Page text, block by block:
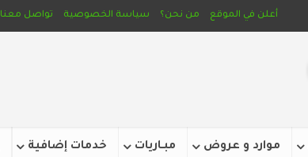
أعلن في الموقع من نحن؟ سياسة الخصوصية تواصل معنا
موارد و عروض مبـاريات خدمات إضافية